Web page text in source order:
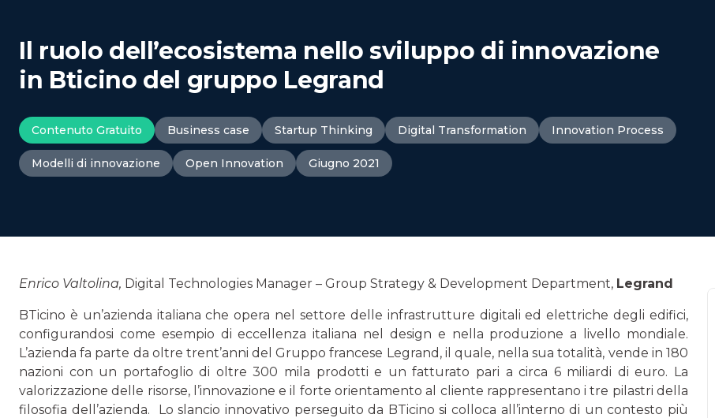
Il ruolo dell’ecosistema nello sviluppo di innovazione
in Bticino del gruppo Legrand
Contenuto Gratuito Business case Startup Thinking Digital Transformation Innovation Process
Modelli di innovazione Open Innovation Giugno 2021
Enrico Valtolina, Digital Technologies Manager – Group Strategy & Development Department, Legrand
BTicino è un’azienda italiana che opera nel settore delle infrastrutture digitali ed elettriche degli edifici,
configuran­dosi come esempio di eccellenza italiana nel design e nella produzione a livello mondiale.
L’azienda fa parte da oltre trent’anni del Gruppo francese Legrand, il quale, nella sua totalità, vende in 180
nazioni con un portafoglio di oltre 300 mila prodotti e un fatturato pari a circa 6 miliardi di euro. La
valorizzazione delle risorse, l’innovazione e il forte orien­tamento al cliente rappresentano i tre pilastri della
filosofia dell’azienda. Lo slancio innovativo perseguito da BTicino si colloca all’in­terno di un contesto più